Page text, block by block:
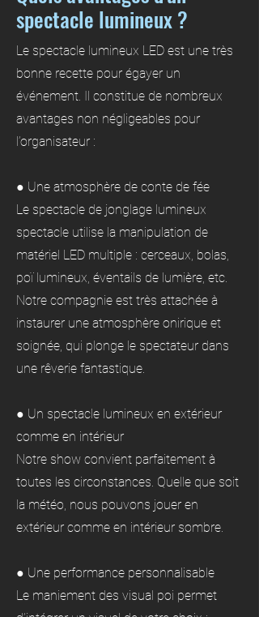
spectacle lumineux ?
Le spectacle lumineux LED est une très
bonne recette pour égayer un
événement. Il constitue de nombreux
avantages non négligeables pour
l’organisateur :
● Une atmosphère de conte de fée
Le spectacle de jonglage lumineux
spectacle utilise la manipulation de
matériel LED multiple : cerceaux, bolas,
poï lumineux, éventails de lumière, etc.
Notre compagnie est très attachée à
instaurer une atmosphère onirique et
soignée, qui plonge le spectateur dans
une rêverie fantastique.
● Un spectacle lumineux en extérieur
comme en intérieur
Notre show convient parfaitement à
toutes les circonstances. Quelle que soit
la météo, nous pouvons jouer en
extérieur comme en intérieur sombre.
● Une performance personnalisable
Le maniement des visual poi permet